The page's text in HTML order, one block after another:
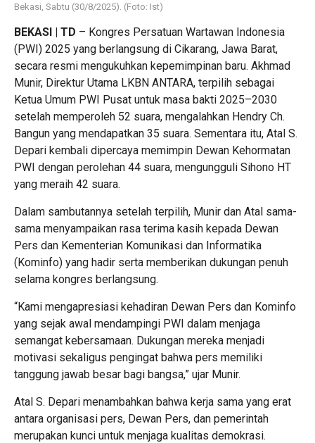
Bekasi, Sabtu (30/8/2025). (Foto: Ist)
BEKASI | TD – Kongres Persatuan Wartawan Indonesia
(PWI) 2025 yang berlangsung di Cikarang, Jawa Barat,
secara resmi mengukuhkan kepemimpinan baru. Akhmad
Munir, Direktur Utama LKBN ANTARA, terpilih sebagai
Ketua Umum PWI Pusat untuk masa bakti 2025–2030
setelah memperoleh 52 suara, mengalahkan Hendry Ch.
Bangun yang mendapatkan 35 suara. Sementara itu, Atal S.
Depari kembali dipercaya memimpin Dewan Kehormatan
PWI dengan perolehan 44 suara, mengungguli Sihono HT
yang meraih 42 suara.
Dalam sambutannya setelah terpilih, Munir dan Atal sama-
sama menyampaikan rasa terima kasih kepada Dewan
Pers dan Kementerian Komunikasi dan Informatika
(Kominfo) yang hadir serta memberikan dukungan penuh
selama kongres berlangsung.
“Kami mengapresiasi kehadiran Dewan Pers dan Kominfo
yang sejak awal mendampingi PWI dalam menjaga
semangat kebersamaan. Dukungan mereka menjadi
motivasi sekaligus pengingat bahwa pers memiliki
tanggung jawab besar bagi bangsa,” ujar Munir.
Atal S. Depari menambahkan bahwa kerja sama yang erat
antara organisasi pers, Dewan Pers, dan pemerintah
merupakan kunci untuk menjaga kualitas demokrasi.